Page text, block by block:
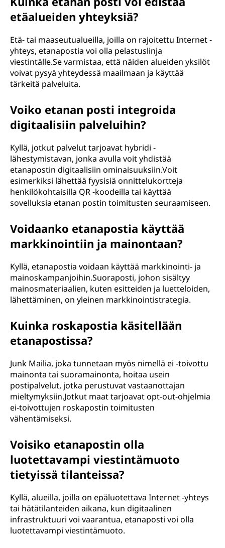
etäalueiden yhteyksiä?
Etä- tai maaseutualueilla, joilla on rajoitettu Internet -
yhteys, etanapostia voi olla pelastuslinja
viestintälle.Se varmistaa, että näiden alueiden yksilöt
voivat pysyä yhteydessä maailmaan ja käyttää
tärkeitä palveluita.
Voiko etanan posti integroida
digitaalisiin palveluihin?
Kyllä, jotkut palvelut tarjoavat hybridi -
lähestymistavan, jonka avulla voit yhdistää
etanapostin digitaalisiin ominaisuuksiin.Voit
esimerkiksi lähettää fyysisiä onnittelukortteja
henkilökohtaisilla QR -koodeilla tai käyttää
sovelluksia etanan postin toimitusten seuraamiseen.
Voidaanko etanapostia käyttää
markkinointiin ja mainontaan?
Kyllä, etanapostia voidaan käyttää markkinointi- ja
mainoskampanjoihin.Suoraposti, johon sisältyy
mainosmateriaalien, kuten esitteiden ja luetteloiden,
lähettäminen, on yleinen markkinointistrategia.
Kuinka roskapostia käsitellään
etanapostissa?
Junk Mailia, joka tunnetaan myös nimellä ei -toivottu
mainonta tai suoramainonta, hoitaa usein
postipalvelut, jotka perustuvat vastaanottajan
mieltymyksiin.Jotkut maat tarjoavat opt-out-ohjelmia
ei-toivottujen roskapostin toimitusten
vähentämiseksi.
Voisiko etanapostin olla
luotettavampi viestintämuoto
tietyissä tilanteissa?
Kyllä, alueilla, joilla on epäluotettava Internet -yhteys
tai hätätilanteiden aikana, kun digitaalinen
infrastruktuuri voi vaarantua, etanaposti voi olla
luotettavampi viestintämuoto.